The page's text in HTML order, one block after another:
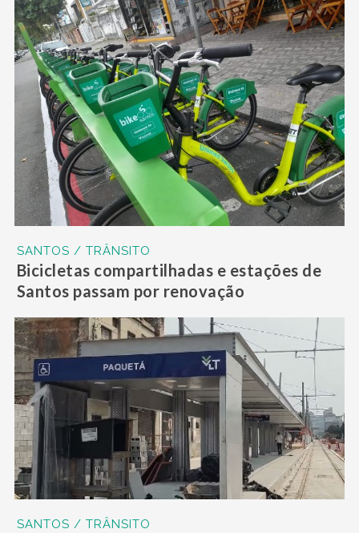
SANTOS / TRÂNSITO
Bicicletas compartilhadas e estações de
Santos passam por renovação
SANTOS / TRÂNSITO